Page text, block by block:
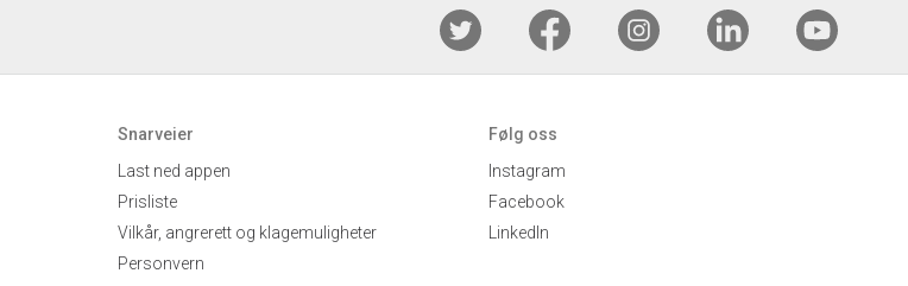
Snarveier
Last ned appen
Prisliste
Vilkår, angrerett og klagemuligheter
Personvern
Følg oss
Instagram
Facebook
LinkedIn